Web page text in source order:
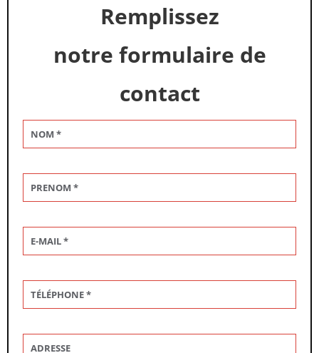
Remplissez
notre formulaire de
contact